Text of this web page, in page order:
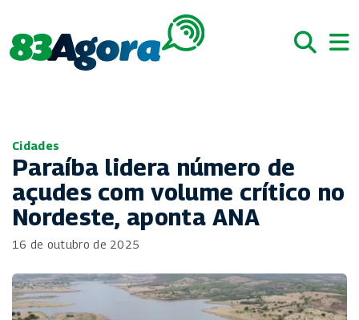
Cidades
Paraíba lidera número de
açudes com volume crítico no
Nordeste, aponta ANA
16 de outubro de 2025